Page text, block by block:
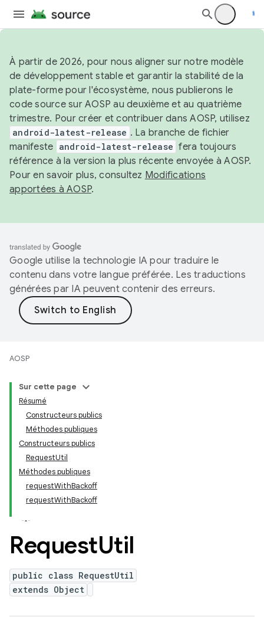
À partir de 2026, pour nous aligner sur notre modèle
de développement stable et garantir la stabilité de la
plate-forme pour l'écosystème, nous publierons le
code source sur AOSP au deuxième et au quatrième
trimestre. Pour créer et contribuer dans AOSP, utilisez
android-latest-release . La branche de fichier
manifeste android-latest-release fera toujours
référence à la version la plus récente envoyée à AOSP.
Pour en savoir plus, consultez Modifications
apportées à AOSP.
Google utilise la technologie IA pour traduire le
contenu dans votre langue préférée. Les traductions
générées par IA peuvent contenir des erreurs.
AOSP
Sur cette page
Résumé
Constructeurs publics
Méthodes publiques
Constructeurs publics
RequestUtil
Méthodes publiques
requestWithBackoff
requestWithBackoff
RequestUtil
public class RequestUtil
extends Object